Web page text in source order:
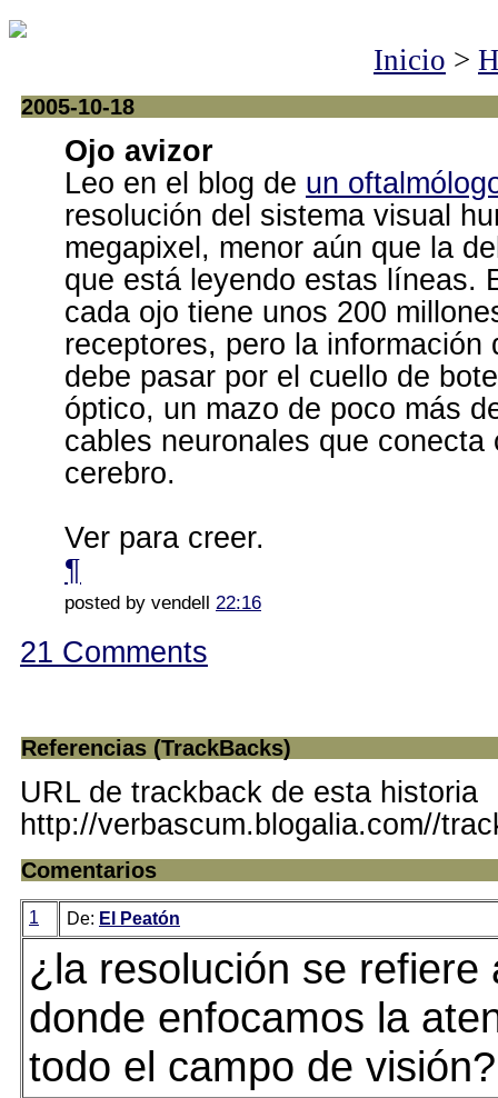
Inicio >
2005-10-18
Ojo avizor
Leo en el blog de un
resolución del sistema visual
megapixel, menor aún que la
que está leyendo estas líneas.
cada ojo tiene unos 200
receptores, pero la información
debe pasar por el cuello de
óptico, un mazo de poco más
cables neuronales que conecta
cerebro.
Ver para creer.
¶
posted by vendell 22:16
21 Comments
Referencias (TrackBacks)
URL de trackback de esta historia
http://verbascum.blogalia.com//
Comentarios
1 De: El Peatón
¿la resolución se refiere
donde enfocamos la
todo el campo de visión?